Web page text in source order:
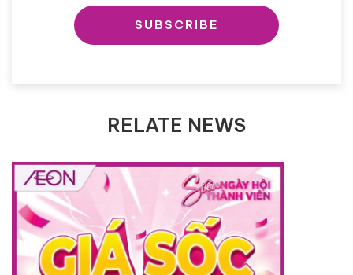
SUBSCRIBE
RELATE NEWS